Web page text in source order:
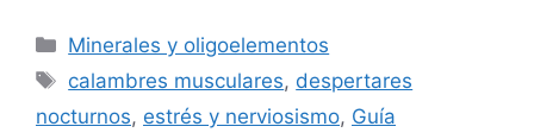
Categorías
Minerales y oligoelementos
Etiquetas
calambres musculares, despertares
nocturnos, estrés y nerviosismo, Guía